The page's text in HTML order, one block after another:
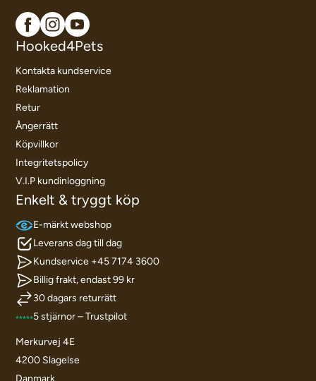
Hooked4Pets
Kontakta kundservice
Reklamation
Retur
Ångerrätt
Köpvillkor
Integritetspolicy
V.I.P kundinloggning
Enkelt & tryggt köp
E-märkt webshop
Leverans dag till dag
Kundservice +45 7174 3600
Billig frakt, endast 99 kr
30 dagars returrätt
5 stjärnor – Trustpilot
Merkurvej 4E
4200 Slagelse